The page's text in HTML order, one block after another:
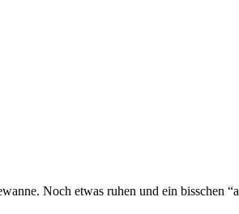
Noch etwas ruhen und ein bisschen